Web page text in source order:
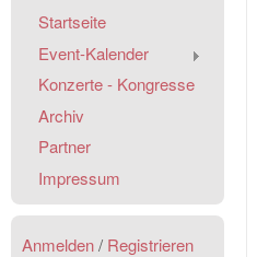
Startseite
Event-Kalender
Konzerte - Kongresse
Archiv
Partner
Impressum
Anmelden/ Registrieren